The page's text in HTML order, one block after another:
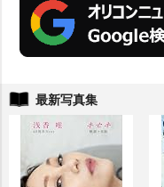
最新写真集